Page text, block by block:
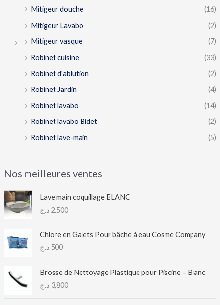
Mitigeur douche
(16)
Mitigeur Lavabo
(2)
Mitigeur vasque
(7)
Robinet cuisine
(33)
Robinet d'ablution
(2)
Robinet Jardin
(4)
Robinet lavabo
(14)
Robinet lavabo Bidet
(2)
Robinet lave-main
(5)
Nos meilleures ventes
Lave main coquillage BLANC
2,500 د.ج
Chlore en Galets Pour bâche à eau Cosme Company
500 د.ج
Brosse de Nettoyage Plastique pour Piscine – Blanc
3,800 د.ج